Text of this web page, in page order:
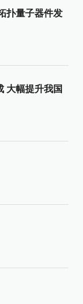
扑量子器件发
大幅提升我国